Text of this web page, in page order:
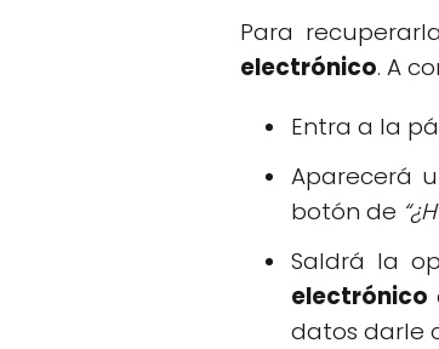
Para
electrónico. A
Entra a la
Aparecerá
botón de
Saldrá la
electrónico
datos darle